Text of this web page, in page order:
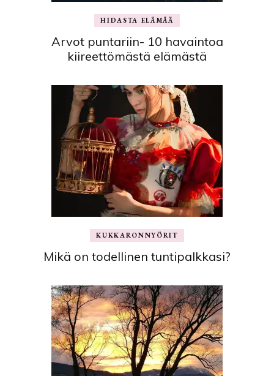
HIDASTA ELÄMÄÄ
Arvot puntariin- 10 havaintoa
kiireettömästä elämästä
KUKKARONNYÖRIT
Mikä on todellinen tuntipalkkasi?